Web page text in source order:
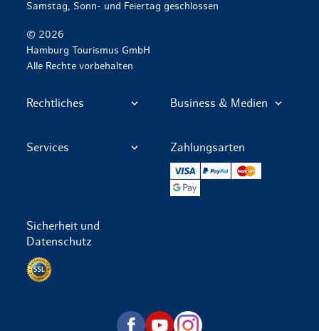
Samstag, Sonn- und Feiertag geschlossen
© 2026
Hamburg Tourismus GmbH
Alle Rechte vorbehalten
Rechtliches Business & Medien
Services Zahlungsarten
VISA PayPal
Sicherheit und
Datenschutz